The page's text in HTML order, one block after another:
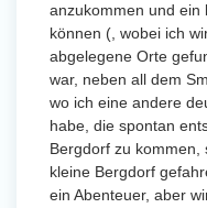
anzukommen und ein
können (, wobei ich
abgelegene Orte
war, neben all dem
wo ich eine andere
habe, die spontan
Bergdorf zu kommen,
kleine Bergdorf
ein Abenteuer, aber